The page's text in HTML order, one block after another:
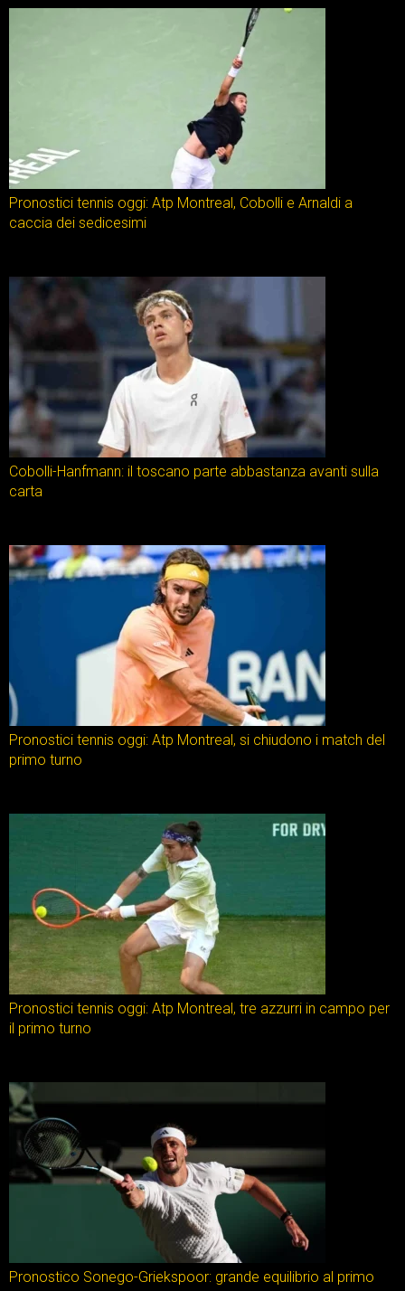
Pronostici tennis oggi: Atp Montreal, Cobolli e Arnaldi a
caccia dei sedicesimi
Cobolli-Hanfmann: il toscano parte abbastanza avanti sulla
carta
Pronostici tennis oggi: Atp Montreal, si chiudono i match del
primo turno
Pronostici tennis oggi: Atp Montreal, tre azzurri in campo per
il primo turno
Pronostico Sonego-Griekspoor: grande equilibrio al primo